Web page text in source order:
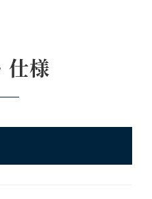
仕様